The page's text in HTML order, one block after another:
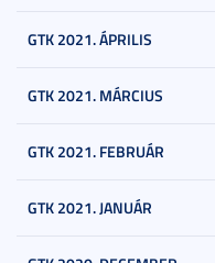
GTK 2021. ÁPRILIS
GTK 2021. MÁRCIUS
GTK 2021. FEBRUÁR
GTK 2021. JANUÁR